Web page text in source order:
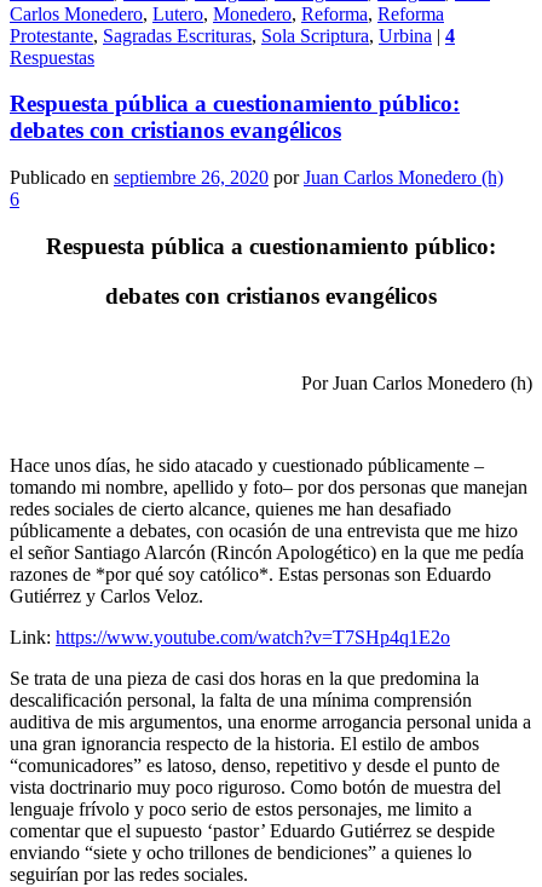
Carlos Monedero, Lutero, Monedero, Reforma, Reforma
Protestante, Sagradas Escrituras, Sola Scriptura, Urbina | 4
Respuestas
Respuesta pública a cuestionamiento público:
debates con cristianos evangélicos
Publicado en septiembre 26, 2020 porJuan Carlos Monedero (h)
6
Respuesta pública a cuestionamiento público:
debates con cristianos evangélicos
Por Juan Carlos Monedero (h)
Hace unos días, he sido atacado y cuestionado públicamente –
tomando mi nombre, apellido y foto– por dos personas que manejan
redes sociales de cierto alcance, quienes me han desafiado
públicamente a debates, con ocasión de una entrevista que me hizo
el señor Santiago Alarcón (Rincón Apologético) en la que me pedía
razones de *por qué soy católico*. Estas personas son Eduardo
Gutiérrez y Carlos Veloz.
Link: https://www.youtube.com/watch?v=T7SHp4q1E2o
Se trata de una pieza de casi dos horas en la que predomina la
descalificación personal, la falta de una mínima comprensión
auditiva de mis argumentos, una enorme arrogancia personal unida a
una gran ignorancia respecto de la historia. El estilo de ambos
“comunicadores” es latoso, denso, repetitivo y desde el punto de
vista doctrinario muy poco riguroso. Como botón de muestra del
lenguaje frívolo y poco serio de estos personajes, me limito a
comentar que el supuesto ‘pastor’ Eduardo Gutiérrez se despide
enviando “siete y ocho trillones de bendiciones” a quienes lo
seguirían por las redes sociales.